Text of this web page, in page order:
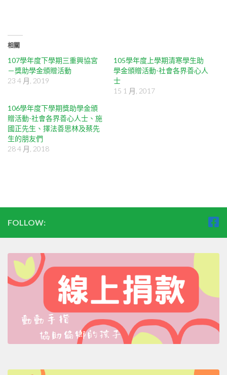
相關
107學年度下學期三重興協宮
－獎助學金頒贈活動
23 4 月, 2019
105學年度上學期清寒學生助
學金頒贈活動-社會各界善心人
士
15 1 月, 2017
106學年度下學期獎助學金頒
贈活動-社會各界善心人士、施
國正先生、擇法善思林及蔡先
生的朋友們
28 4 月, 2018
FOLLOW: